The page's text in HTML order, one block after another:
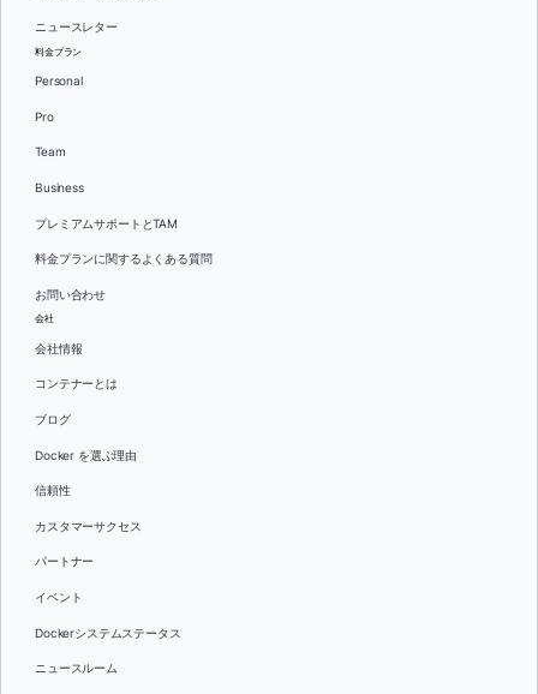
ニュースレター
料金プラン
Personal
Pro
Team
Business
プレミアムサポートとTAM
料金プランに関するよくある質問
お問い合わせ
会社
会社情報
コンテナーとは
ブログ
Docker を選ぶ理由
信頼性
カスタマーサクセス
パートナー
イベント
Dockerシステムステータス
ニュースルーム